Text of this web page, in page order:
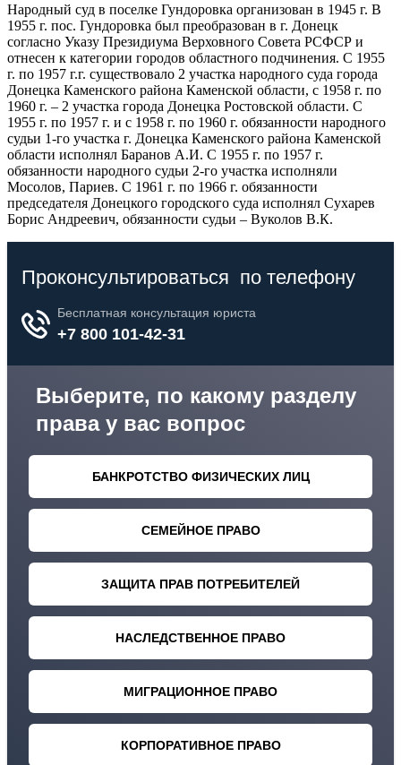
Народный суд в поселке Гундоровка организован в 1945 г. В
1955 г. пос. Гундоровка был преобразован в г. Донецк
согласно Указу Президиума Верховного Совета РСФСР и
отнесен к категории городов областного подчинения. С 1955
г. по 1957 г.г. существовало 2 участка народного суда города
Донецка Каменского района Каменской области, с 1958 г. по
1960 г. – 2 участка города Донецка Ростовской области. С
1955 г. по 1957 г. и с 1958 г. по 1960 г. обязанности народного
судьи 1-го участка г. Донецка Каменского района Каменской
области исполнял Баранов А.И. С 1955 г. по 1957 г.
обязанности народного судьи 2-го участка исполняли
Мосолов, Париев. С 1961 г. по 1966 г. обязанности
председателя Донецкого городского суда исполнял Сухарев
Борис Андреевич, обязанности судьи – Вуколов В.К.